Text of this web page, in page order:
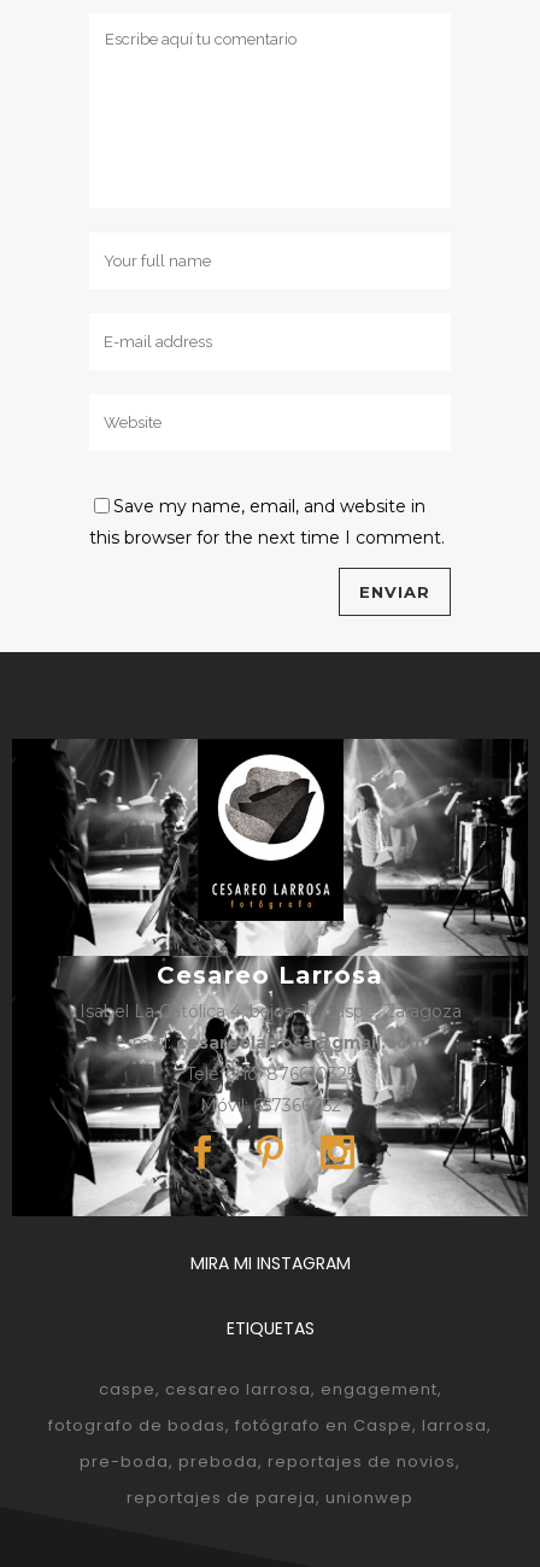
Save my name, email, and website in
this browser for the next time I comment.
Cesareo Larrosa
Isabel La Católica 4, bajos, 1º, Caspe, Zaragoza
e-mail:cesareolarrosa@gmail.com
Teléfono: 876610325
Móvil: 657366052
MIRA MI INSTAGRAM
ETIQUETAS
caspe cesareo larrosa engagement
fotografo de bodas fotógrafo en Caspe larrosa
pre-boda preboda reportajes de novios
reportajes de pareja unionwep